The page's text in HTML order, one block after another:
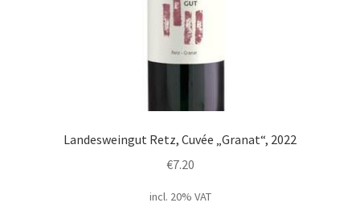
Landesweingut Retz, Cuvée „Granat“, 2022
€7.20
incl. 20% VAT